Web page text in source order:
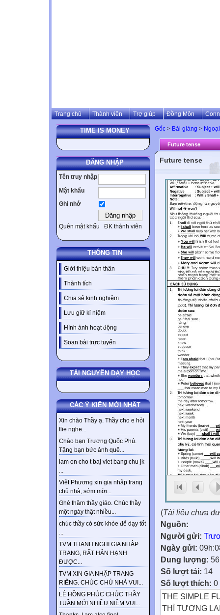
Trang chủ Thành viên Trợ giúp Đồng Môn
TIME IS MONEY
ĐĂNG NHẬP
Tên truy nhập
Mật khẩu
Ghi nhớ
Quên mật khẩu ĐK thành viên
THÔNG TIN
Giới thiệu bản thân
Thành tích
Chia sẻ kinh nghiệm
Lưu giữ kỉ niệm
Hình ảnh hoạt động
Soạn bài trực tuyến
TÀI NGUYÊN DẠY HỌC
CÁC Ý KIẾN MỚI NHẤT
Xin chào Thầy ạ. Thầy cho e hỏi
flie nghe...
Chào bạn Trương Quốc Phú.
Tặng bạn bức ảnh quê...
lam on cho t baj viet bang chu jk
...
Việt Phương xin gia nhập trang
chủ nhà, sớm mời...
Ghé thăm thầy giáo. Chúc thầy
một ngày thật nhiều...
chúc thầy có sức khỏe để dạy tốt
...
TVM THANH NGHỊ GIA NHẬP
TRANG, RẤT HÂN HẠNH
ĐƯỢC...
TVM XIN GIA NHẬP TRANG
RIÊNG. CHÚC CHỦ NHÀ VUI...
LÊ HỒNG PHÚC CHÚC THẦY
TUẦN MỚI NHIỀU NIỀM VUI...
Gốc > Bài giảng >
Future tense
Future tense
(Tài liệu chưa
Nguồn:
Người gửi:
Ngày gửi:
Dung lượng:
Số lượt tải: 14
Số lượt thích: 0
THE SIMPLE
THÌ TƯƠNG